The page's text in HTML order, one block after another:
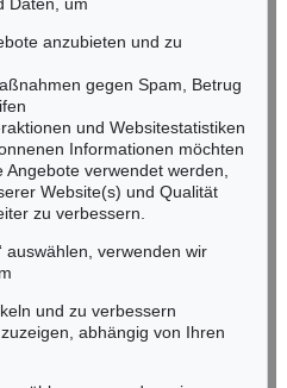
€ 76.860
601 - Lot 271
€ 64.500
verpassen!
anzubieten und zu
gegen Spam, Betrug
und Websitestatistiken
Informationen möchten
verwendet werden,
Website(s) und Qualität
zu verbessern.
auswählen, verwenden wir
und zu verbessern
abhängig von Ihren